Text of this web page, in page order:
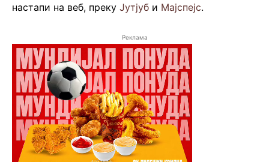
настапи на веб, преку Јутјуб и Мајспејс.
Реклама